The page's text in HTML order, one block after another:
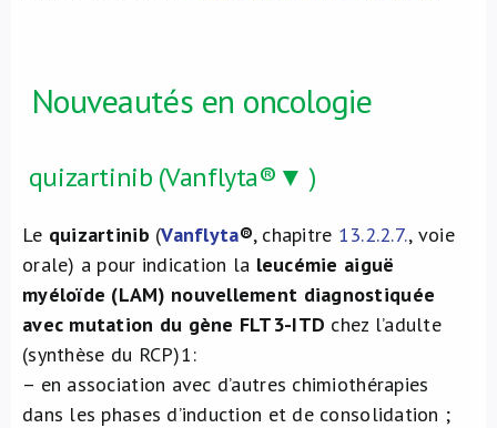
Nouveautés en oncologie
quizartinib (Vanflyta®▼ )
Le quizartinib (Vanflyta®, chapitre 13.2.2.7., voie
orale) a pour indication la leucémie aiguë
myéloïde (LAM) nouvellement diagnostiquée
avec mutation du gène FLT3-ITD chez l’adulte
(synthèse du RCP)1:
– en association avec d’autres chimiothérapies
dans les phases d’induction et de consolidation ;